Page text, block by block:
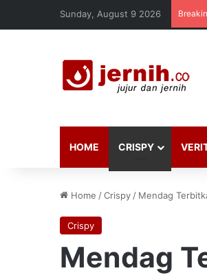
Sunday, August 9 2026
HOME CRISPY
Home /Crispy / Mendag
Crispy
Mendag